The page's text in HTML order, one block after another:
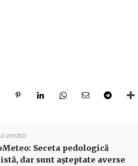
următor
Seceta pedologică
dar sunt așteptate averse